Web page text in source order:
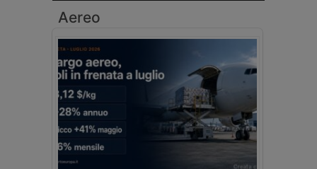
Aereo